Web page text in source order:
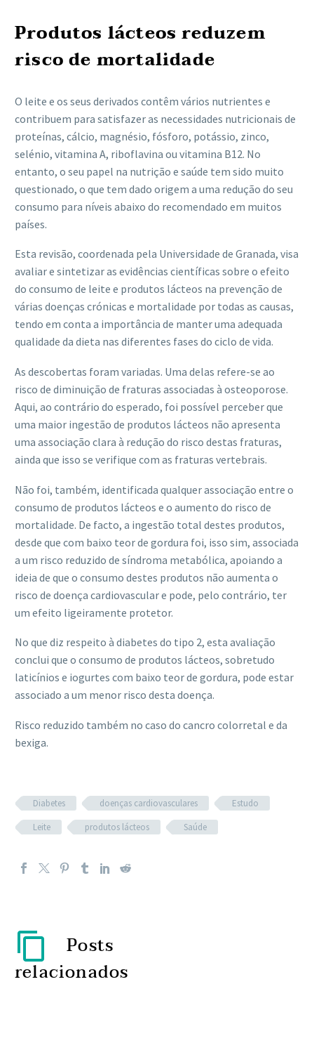
Produtos lácteos reduzem
risco de mortalidade
O leite e os seus derivados contêm vários nutrientes e
contribuem para satisfazer as necessidades nutricionais de
proteínas, cálcio, magnésio, fósforo, potássio, zinco,
selénio, vitamina A, riboflavina ou vitamina B12. No
entanto, o seu papel na nutrição e saúde tem sido muito
questionado, o que tem dado origem a uma redução do seu
consumo para níveis abaixo do recomendado em muitos
países.
Esta revisão, coordenada pela Universidade de Granada, visa
avaliar e sintetizar as evidências científicas sobre o efeito
do consumo de leite e produtos lácteos na prevenção de
várias doenças crónicas e mortalidade por todas as causas,
tendo em conta a importância de manter uma adequada
qualidade da dieta nas diferentes fases do ciclo de vida.
As descobertas foram variadas. Uma delas refere-se ao
risco de diminuição de fraturas associadas à osteoporose.
Aqui, ao contrário do esperado, foi possível perceber que
uma maior ingestão de produtos lácteos não apresenta
uma associação clara à redução do risco destas fraturas,
ainda que isso se verifique com as fraturas vertebrais.
Não foi, também, identificada qualquer associação entre o
consumo de produtos lácteos e o aumento do risco de
mortalidade. De facto, a ingestão total destes produtos,
desde que com baixo teor de gordura foi, isso sim, associada
a um risco reduzido de síndroma metabólica, apoiando a
ideia de que o consumo destes produtos não aumenta o
risco de doença cardiovascular e pode, pelo contrário, ter
um efeito ligeiramente protetor.
No que diz respeito à diabetes do tipo 2, esta avaliação
conclui que o consumo de produtos lácteos, sobretudo
laticínios e iogurtes com baixo teor de gordura, pode estar
associado a um menor risco desta doença.
Risco reduzido também no caso do cancro colorretal e da
bexiga.
Diabetes doenças cardiovasculares
Estudo
Leite
produtos lácteos Saúde
Posts
relacionados